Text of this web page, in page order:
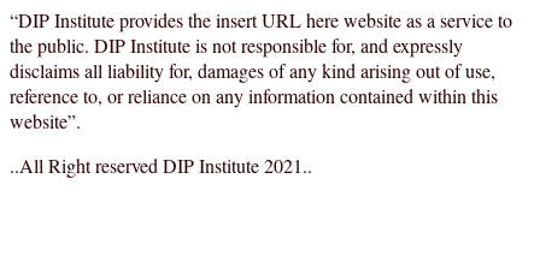
“DIP Institute provides the insert URL here website as a service to
the public. DIP Institute is not responsible for, and expressly
disclaims all liability for, damages of any kind arising out of use,
reference to, or reliance on any information contained within this
website”.
..All Right reserved DIP Institute 2021..